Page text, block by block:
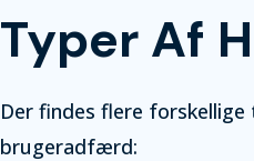
Typer Af
Der findes flere
brugeradfærd: